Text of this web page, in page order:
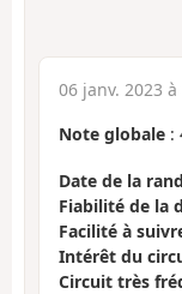
06 janv. 2023 à
Note globale :
Date de la
Fiabilité de la
Facilité à
Intérêt du
Circuit très